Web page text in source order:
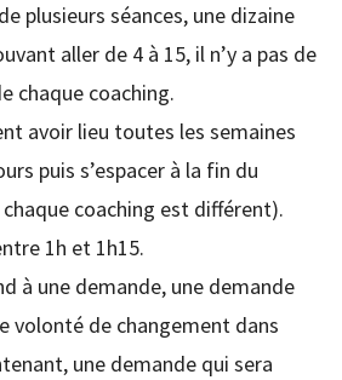
plusieurs séances, une dizaine
aller de 4 à 15, il n’y a pas de
chaque coaching.
avoir lieu toutes les semaines
puis s’espacer à la fin du
coaching est différent).
1h et 1h15.
à une demande, une demande
volonté de changement dans
une demande qui sera